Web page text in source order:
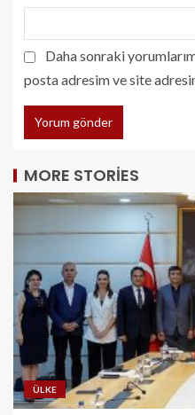
Daha sonraki
posta adresim ve site
MORE STORIES
ÜLKE